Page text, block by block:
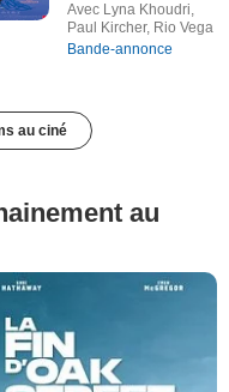
Avec Lyna Khoudri,
Paul Kircher, Rio Vega
Bande-annonce
au ciné
au